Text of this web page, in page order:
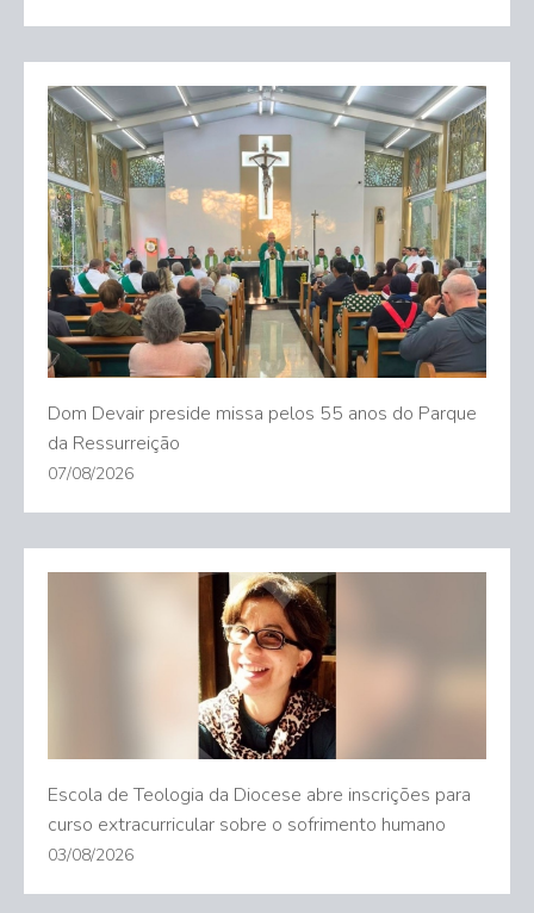
Dom Devair preside missa pelos 55 anos do Parque
da Ressurreição
07/08/2026
Escola de Teologia da Diocese abre inscrições para
curso extracurricular sobre o sofrimento humano
03/08/2026